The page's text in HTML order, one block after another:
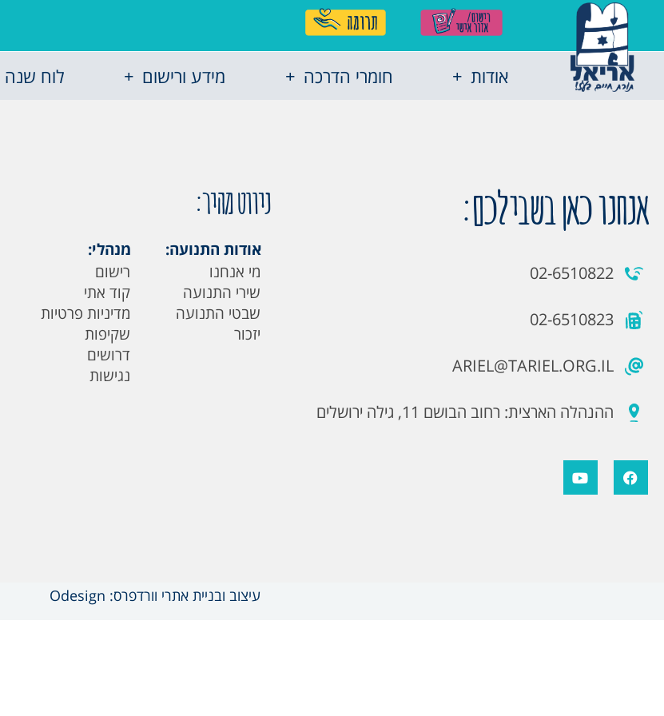
אודות חומרי הדרכה מידע ורישום לוח שנה
אנחנו כאן בשבילכם:
02-6510822
02-6510823
ARIEL@TARIEL.ORG.IL
ההנהלה הארצית: רחוב הבושם 11, גילה ירושלים
ניווט מהיר:
אודות התנועה:
מי אנחנו
שירי התנועה
שבטי התנועה
יזכור
מנהלי:
רישום
קוד אתי
מדיניות פרטיות
שקיפות
דרושים
נגישות
עיצוב ובניית אתרי וורדפרס: Odesign